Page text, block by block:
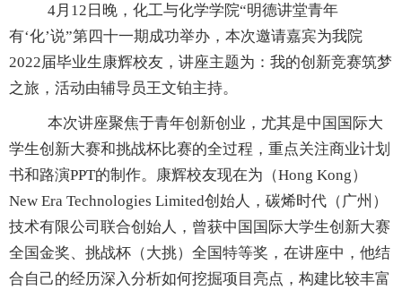
4月 12 日晚，化工与化学学院“明德讲堂青年
有‘化’说”第四十一期成功举办，本次邀请嘉宾为我院
2022届毕业生康辉校友，讲座主题为：我的创新竞赛筑梦
之旅，活动由辅导员王文铂主持。
本次讲座聚焦于青年创新创业，尤其是中国国际大
学生创新大赛和挑战杯比赛的全过程，重点关注商业计划
书和路演PPT的制作。康辉校友现在为（Hong Kong）
New Era Technologies Limited创始人，碳烯时代（广州）
技术有限公司联合创始人，曾获中国国际大学生创新大赛
全国金奖、挑战杯（大挑）全国特等奖，在讲座中，他结
合自己的经历深入分析如何挖掘项目亮点，构建比较丰富